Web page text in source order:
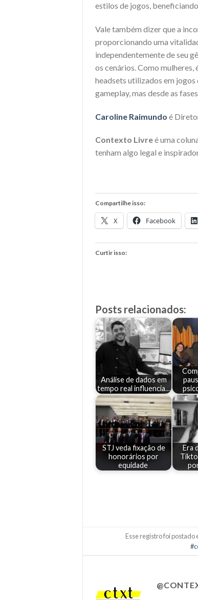
estilos de jogos,
Vale também dizer que a
proporcionando uma
independentemente de seu
os cenários. Como
headsets utilizados em jogos
gameplay, mas desde as
Caroline Raimundo é
Contexto Livreé uma
tenham algo legal e
Compartilhe isso:
X Facebook
Curtir isso:
Posts relacionados:
Análise de dados em
tempo real influencia…
STJ veda fixação de
honorários por
equidade
Era
Esse registro foi postado